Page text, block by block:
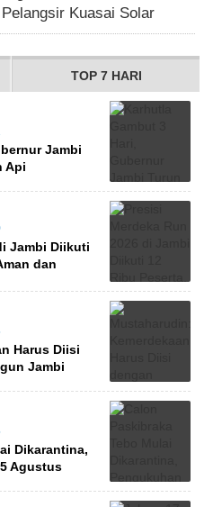
Kuasai Solar
TOP 7 HARI
Jambi
Api
Jambi Diikuti
dan
Harus Diisi
Jambi
Dikarantina,
Agustus